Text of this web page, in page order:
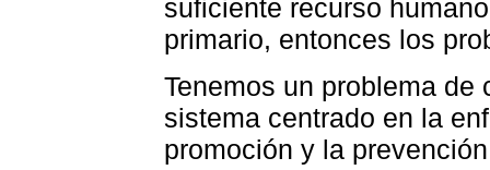
suficiente recurso
primario, entonces los
Tenemos un problema
sistema centrado en la
promoción y la